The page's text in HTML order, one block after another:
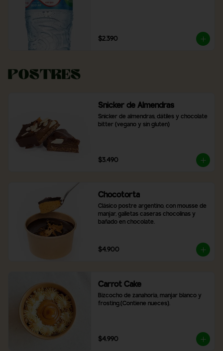
$2.390
Postres
Snicker de Almendras
Snicker de almendras, dátiles y chocolate
bitter (vegano y sin gluten)
$3.490
Chocotorta
Clásico postre argentino, con mousse de
manjar, galletas caseras chocolinas y
bañado en chocolate.
$4.900
Carrot Cake
Bizcocho de zanahoria, manjar blanco y
frosting.(Contiene nueces).
$4.990